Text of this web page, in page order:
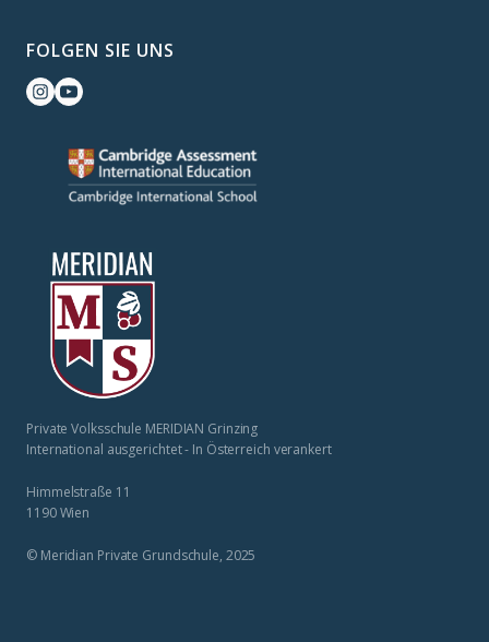
FOLGEN SIE UNS
Private Volksschule MERIDIAN Grinzing
International ausgerichtet - In Österreich verankert
Himmelstraße 11
1190 Wien
© Meridian Private Grundschule, 2025